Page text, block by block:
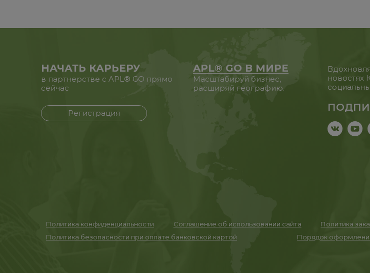
НАЧАТЬ КАРЬЕРУ
в партнерстве с APL® GO прямо
сейчас
Регистрация
APL® GO В МИРЕ
Масштабируй бизнес,
расширяй географию.
новостях
Политика конфиденциальности Соглашение об использовании сайта Политика
Политика безопасности при оплате банковской картой
Порядок